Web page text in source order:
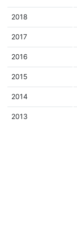
2018
2017
2016
2015
2014
2013